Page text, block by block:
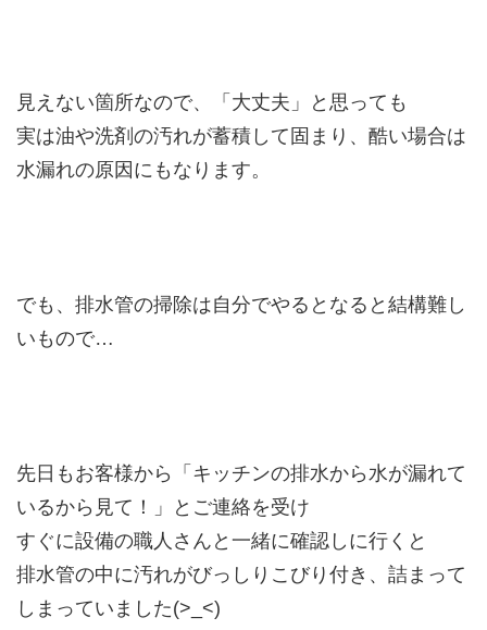
見えない箇所なので、「大丈夫」と思っても
実は油や洗剤の汚れが蓄積して固まり、酷い場合は
水漏れの原因にもなります。
でも、排水管の掃除は自分でやるとなると結構難し
いもので…
先日もお客様から「キッチンの排水から水が漏れて
いるから見て！」とご連絡を受け
すぐに設備の職人さんと一緒に確認しに行くと
排水管の中に汚れがびっしりこびり付き、詰まって
しまっていました(>_<)